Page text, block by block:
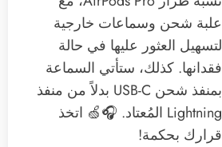
علبة شحن وسماعات خارجية
لتسهيل العثور عليها في حالة
فقدانها. كذلك، ستأتي السماعة
بمنفذ شحن USB-C بدلاً من منفذ
Lightning المُعتاد. 🎧🍏 اتخذ
قرارك بحكمة!